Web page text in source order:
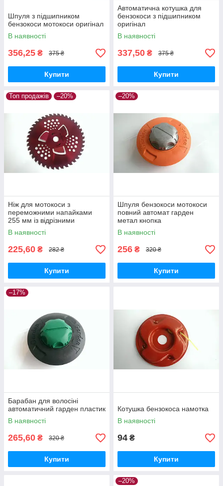
Шпуля з підшипником
бензокоси мотокоси оригінал
В наявності
356,25 ₴ 375 ₴
Купити
Автоматична котушка для
бензокоси з підшипником
оригінал
В наявності
337,50 ₴ 375 ₴
Купити
Топ продажів –20%
Ніж для мотокоси з
переможними напайками
255 мм із відрізними
пелюстками
В наявності
225,60 ₴ 282 ₴
Купити
–20%
Шпуля бензокоси мотокоси
повний автомат гарден
метал кнопка
В наявності
256 ₴ 320 ₴
Купити
–17%
Барабан для волосіні
автоматичний гарден пластик
В наявності
265,60 ₴ 320 ₴
Купити
Котушка бензокоса намотка
В наявності
94 ₴
Купити
–20%